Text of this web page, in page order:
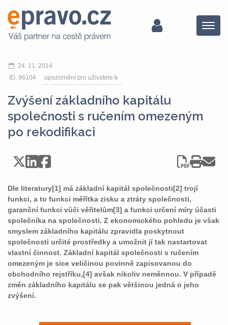
Menu
24. 11. 2014
ID: 96104
upozornění pro uživatele
Zvýšení základního kapitálu
společnosti s ručením omezeným
po rekodifikaci
Dle literatury[1] má základní kapitál společnosti[2] trojí
funkci, a to funkci měřítka zisku a ztráty společnosti,
garanční funkci vůči věřitelům[3] a funkci určení míry účasti
společníka na společnosti. Z ekonomického pohledu je však
smyslem základního kapitálu zpravidla poskytnout
společnosti určité prostředky a umožnit jí tak nastartovat
vlastní činnost. Základní kapitál společnosti s ručením
omezeným je sice veličinou povinně zapisovanou do
obchodního rejstříku,[4] avšak nikoliv neměnnou. V případě
změn základního kapitálu se pak většinou jedná o jeho
zvýšení.